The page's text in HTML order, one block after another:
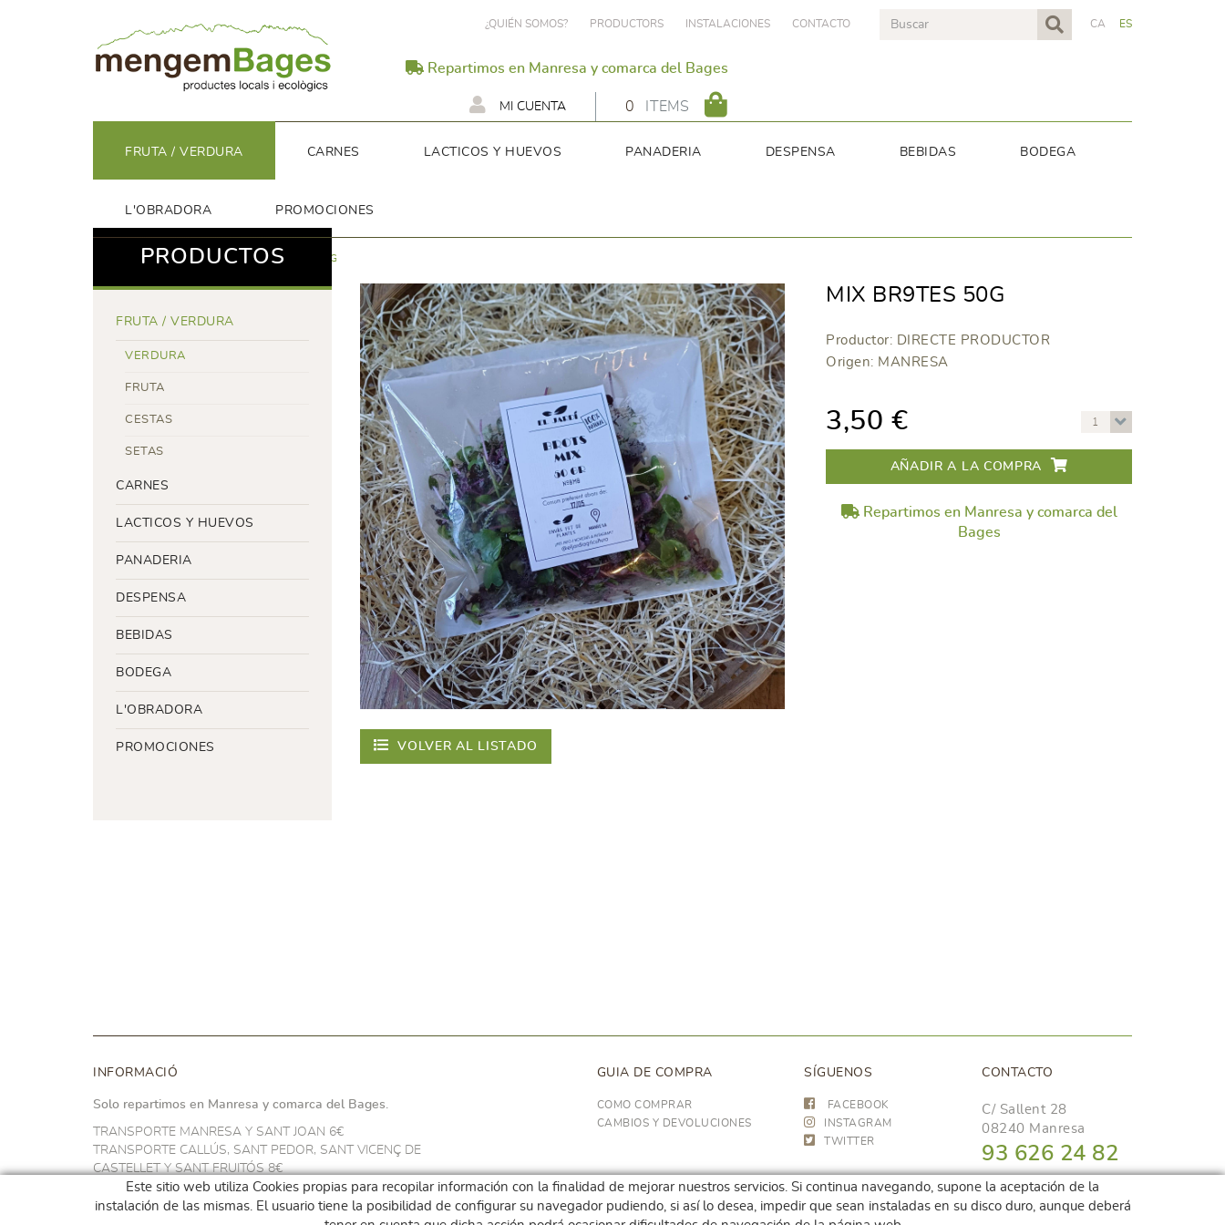
CA ES
¿QUIÉN SOMOS? PRODUCTORS INSTALACIONES CONTACTO
Repartimos en Manresa y comarca del Bages
0 ITEMS
MI CUENTA
FRUTA / VERDURA CARNES LACTICOS Y HUEVOS PANADERIA DESPENSA BEBIDAS BODEGA
L'OBRADORA PROMOCIONES
FRUTA / VERDURA VERDURA MIX BR9TES 50G
PRODUCTOS
FRUTA / VERDURA
VERDURA
FRUTA
CESTAS
SETAS
CARNES
LACTICOS Y HUEVOS
PANADERIA
DESPENSA
BEBIDAS
BODEGA
L'OBRADORA
PROMOCIONES
MIX BR9TES 50G
Productor: DIRECTE PRODUCTOR
Origen: MANRESA
3,50 € 1
AÑADIR A LA COMPRA
Repartimos en Manresa y comarca del
Bages
VOLVER AL LISTADO
INFORMACIÓ
Solo repartimos en Manresa y comarca del Bages.
TRANSPORTE MANRESA Y SANT JOAN 6€
TRANSPORTE CALLÚS, SANT PEDOR, SANT VICENÇ DE
CASTELLET Y SANT FRUITÓS 8€
TRANSPORTE NAVARCLES Y ARTÉS 10€
TRANSPORTE EN EL RESTO DEL BAGES 14€
GUIA DE COMPRA
COMO COMPRAR
CAMBIOS Y DEVOLUCIONES
SÍGUENOS
FACEBOOK
INSTAGRAM
TWITTER
CONTACTO
C/ Sallent 28
08240 Manresa
93 626 24 82
689 48 94 10
hola@frescoop.coop
Este sitio web utiliza Cookies propias para recopilar información con la finalidad de mejorar nuestros servicios. Si continua navegando, supone la aceptación de la
instalación de las mismas. El usuario tiene la posibilidad de configurar su navegador pudiendo, si así lo desea, impedir que sean instaladas en su disco duro, aunque deberá